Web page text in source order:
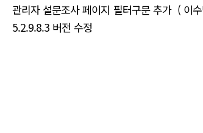
관리자 설문조사 페이지 필터구문 추가 ( 이
5.2.9.8.3 버전 수정